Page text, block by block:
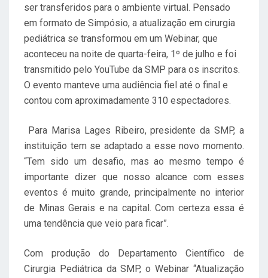
ser transferidos para o ambiente virtual. Pensado
em formato de Simpósio, a atualização em cirurgia
pediátrica se transformou em um Webinar, que
aconteceu na noite de quarta-feira, 1º de julho e foi
transmitido pelo YouTube da SMP para os inscritos.
O evento manteve uma audiência fiel até o final e
contou com aproximadamente 310 espectadores.
Para Marisa Lages Ribeiro, presidente da SMP, a
instituição tem se adaptado a esse novo momento.
“Tem sido um desafio, mas ao mesmo tempo é
importante dizer que nosso alcance com esses
eventos é muito grande, principalmente no interior
de Minas Gerais e na capital. Com certeza essa é
uma tendência que veio para ficar”.
Com produção do Departamento Científico de
Cirurgia Pediátrica da SMP, o Webinar “Atualização